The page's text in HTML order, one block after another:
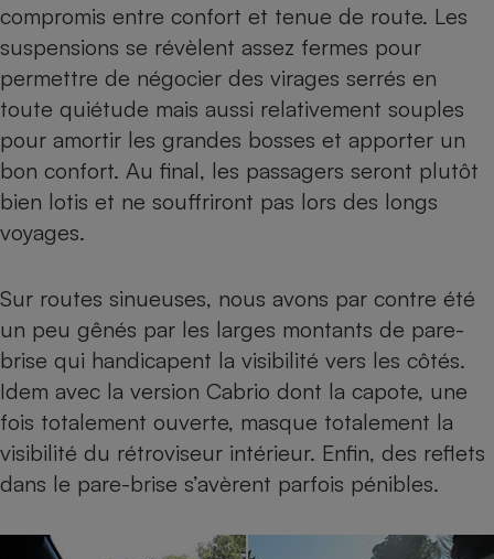
compromis entre confort et tenue de route. Les
suspensions se révèlent assez fermes pour
permettre de négocier des virages serrés en
toute quiétude mais aussi relativement souples
pour amortir les grandes bosses et apporter un
bon confort. Au final, les passagers seront plutôt
bien lotis et ne souffriront pas lors des longs
voyages.
Sur routes sinueuses, nous avons par contre été
un peu gênés par les larges montants de pare-
brise qui handicapent la visibilité vers les côtés.
Idem avec la version Cabrio dont la capote, une
fois totalement ouverte, masque totalement la
visibilité du rétroviseur intérieur. Enfin, des reflets
dans le pare-brise s’avèrent parfois pénibles.